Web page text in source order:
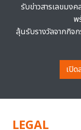
รับข่าวสารเลขมง
พ
ลุ้นรับรางวัลจากกิจ
เปิ
LEGAL